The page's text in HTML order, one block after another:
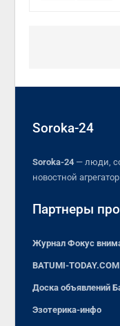
Soroka-24
Soroka-24 — люди,
новостной
Партнеры
Журнал Фокус
BATUMI-TODAY.COM
Доска объявлений
Эзотерика-инфо